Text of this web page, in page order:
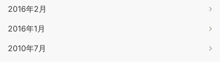
2016年2月
2016年1月
2010年7月